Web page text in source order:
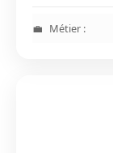
Métier :